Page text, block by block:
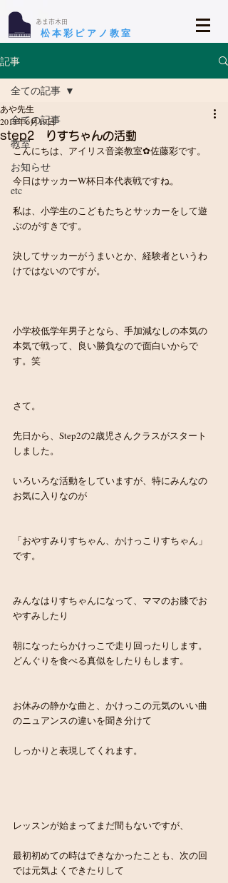
​あま市木田
​松本彩ピアノ教室
記事
全ての記事
教室
お知らせ
etc
全ての記事
step2 りすちゃんの活動
あや先生
2018年6月19日
こんにちは、アイリス音楽教室✿佐藤彩です。
今日はサッカーW杯日本代表戦ですね。
私は、小学生のこどもたちとサッカーをして遊
ぶのがすきです。
決してサッカーがうまいとか、経験者というわ
けではないのですが。
小学校低学年男子となら、手加減なしの本気の
本気で戦って、良い勝負なので面白いからで
す。笑
さて。
先日から、Step2の2歳児さんクラスがスタート
しました。
いろいろな活動をしていますが、特にみんなの
お気に入りなのが
「おやすみりすちゃん、かけっこりすちゃん」
です。
みんなはりすちゃんになって、ママのお膝でお
やすみしたり
朝になったらかけっこで走り回ったりします。
どんぐりを食べる真似をしたりもします。
お休みの静かな曲と、かけっこの元気のいい曲
のニュアンスの違いを聞き分けて
しっかりと表現してくれます。
レッスンが始まってまだ間もないですが、
最初初めての時はできなかったことも、次の回
では元気よくできたりして